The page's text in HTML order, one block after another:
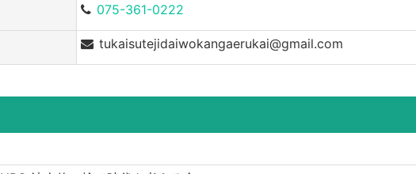
075-361-0222
tukaisutejidaiwokangaerukai@gmail.com